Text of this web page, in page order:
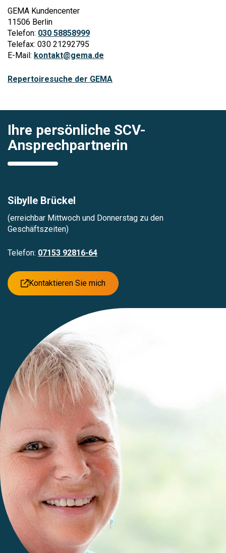
GEMA Kundencenter
11506 Berlin
Telefon: 030 58858999
Telefax: 030 21292795
E-Mail: kontakt@gema.de
Repertoiresuche der GEMA
Ihre persönliche SCV-
Ansprechpartnerin
Sibylle Brückel
(erreichbar Mittwoch und Donnerstag zu den
Geschäftszeiten)
Telefon: 07153 92816-64
Kontaktieren Sie mich